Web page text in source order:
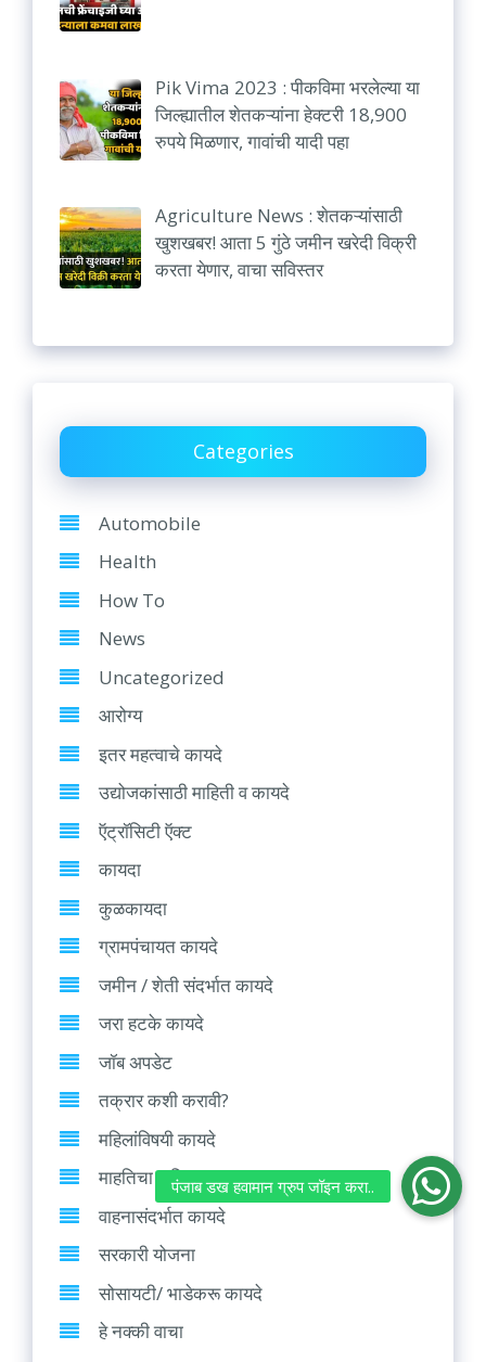
Pik Vima 2023 : पीकविमा भरलेल्या या
जिल्ह्यातील शेतकऱ्यांना हेक्टरी 18,900
रुपये मिळणार, गावांची यादी पहा
Agriculture News : शेतकऱ्यांसाठी
खुशखबर! आता 5 गुंठे जमीन खरेदी विक्री
करता येणार, वाचा सविस्तर
Categories
Automobile
Health
How To
News
Uncategorized
आरोग्य
इतर महत्वाचे कायदे
उद्योजकांसाठी माहिती व कायदे
ऍट्रॉसिटी ऍक्ट
कायदा
कुळकायदा
ग्रामपंचायत कायदे
जमीन / शेती संदर्भात कायदे
जरा हटके कायदे
जॉब अपडेट
तक्रार कशी करावी?
महिलांविषयी कायदे
माहतिचा अधिकार (RTI)
वाहनासंदर्भात कायदे
सरकारी योजना
सोसायटी/ भाडेकरू कायदे
हे नक्की वाचा